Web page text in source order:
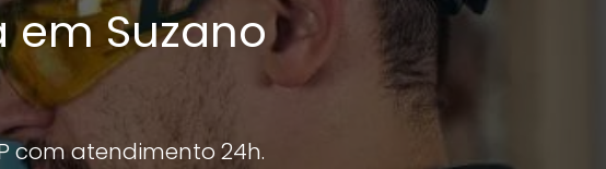
em Suzano
com atendimento 24h.